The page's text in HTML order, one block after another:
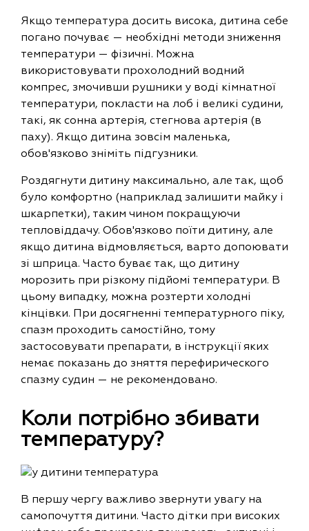
Якщо температура досить висока, дитина себе
погано почуває — необхідні методи зниження
температури — фізичні. Можна
використовувати прохолодний водний
компрес, змочивши рушники у воді кімнатної
температури, покласти на лоб і великі судини,
такі, як сонна артерія, стегнова артерія (в
паху). Якщо дитина зовсім маленька,
обов'язково зніміть підгузники.
Роздягнути дитину максимально, але так, щоб
було комфортно (наприклад залишити майку і
шкарпетки), таким чином покращуючи
тепловіддачу. Обов'язково поїти дитину, але
якщо дитина відмовляється, варто допоювати
зі шприца. Часто буває так, що дитину
морозить при різкому підйомі температури. В
цьому випадку, можна розтерти холодні
кінцівки. При досягненні температурного піку,
спазм проходить самостійно, тому
застосовувати препарати, в інструкції яких
немає показань до зняття перефирического
спазму судин — не рекомендовано.
Коли потрібно збивати
температуру?
В першу чергу важливо звернути увагу на
самопочуття дитини. Часто дітки при високих